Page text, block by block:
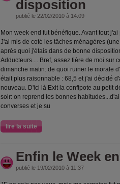
disposition
publié le 22/02/2010 à 14:09
Mon week end fut bénéfique. Avant tout
J'ai mis de coté les tâches ménagères
après quoi j'étais dans de bonne
Adducteurs.... Bref, assez fière de moi sur
dimanche matin: de quoi ruiner le morale
était plus raisonnable : 68,5 et j'ai décidé
nouveau. D'ici là Exit la confipote au petit
soir: on reprend les bonnes
converses et je su
lire la suite
Enfin le Week
publié le 19/02/2010 à 11:37